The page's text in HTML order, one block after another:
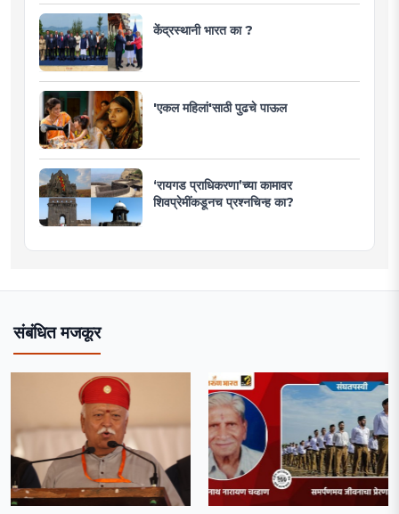
केंद्रस्थानी भारत का ?
'एकल महिलां'साठी पुढचे पाऊल
‘रायगड प्राधिकरणा’च्या कामावर
शिवप्रेमींकडूनच प्रश्नचिन्ह का?
संबंधित मजकूर